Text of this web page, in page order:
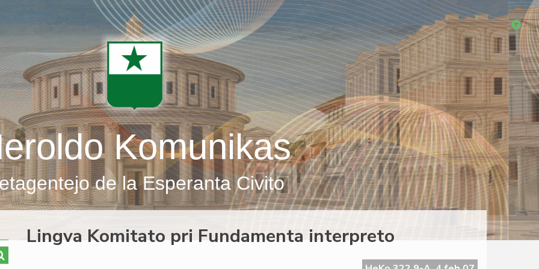
Komunikas
de la Esperanta Civito
Lingva Komitato pri Fundamenta interpreto